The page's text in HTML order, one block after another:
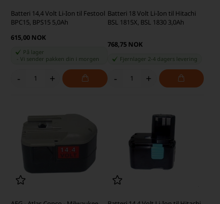
Batteri 14,4 Volt Li-Ion til Festool
BPC15, BPS15 5,0Ah
615,00 NOK
På lager
-Vi sender pakken din i morgen
- +
Batteri 18 Volt Li-Ion til Hitachi
BSL 1815X, BSL 1830 3,0Ah
768,75 NOK
Fjernlager 2-4 dagers levering
- +